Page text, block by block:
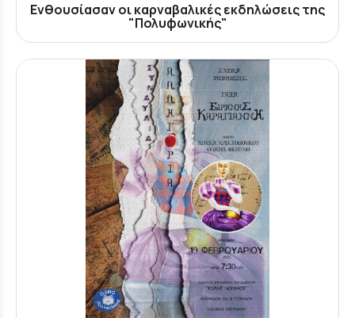
Ενθουσίασαν οι καρναβαλικές εκδηλώσεις της
"Πολυφωνικής"